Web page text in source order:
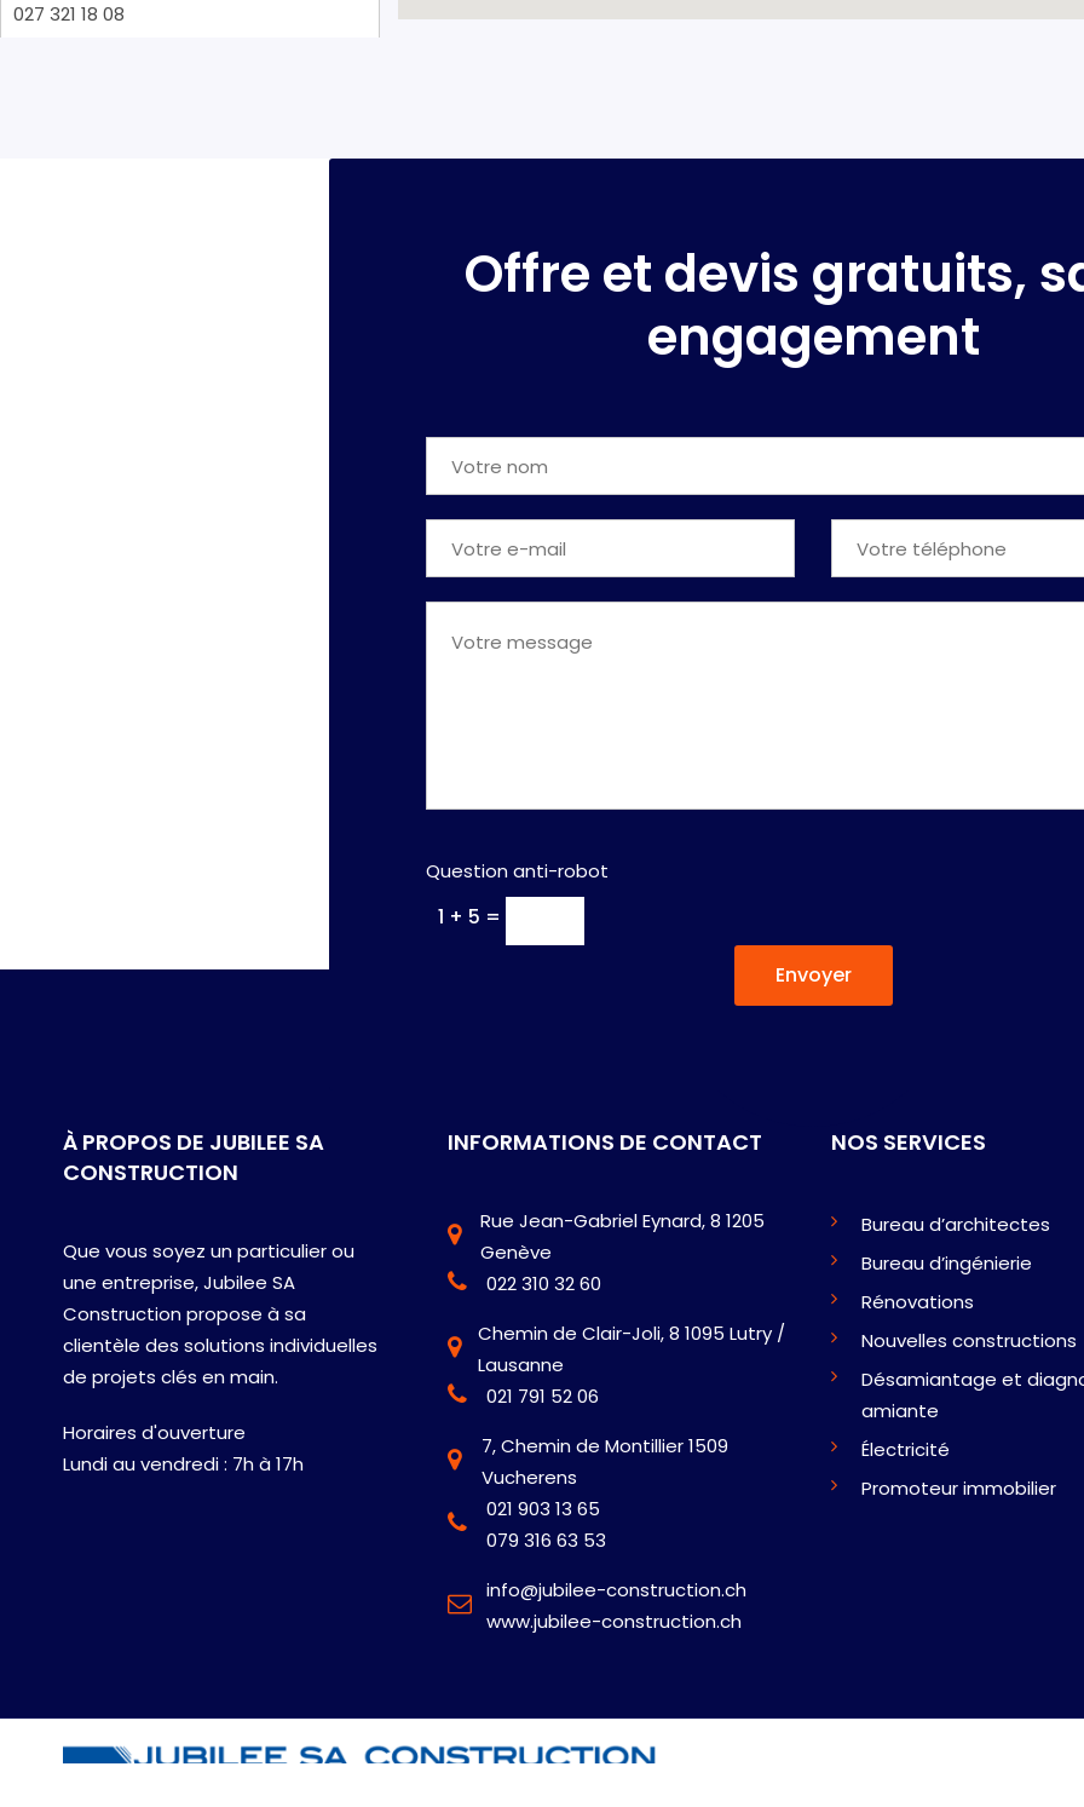
027 321 18 08
Offre et devis gratuits,
engagement
Question anti-robot
1 + 5 =
Envoyer
À PROPOS DE JUBILEE SA
CONSTRUCTION
Que vous soyez un particulier ou
une entreprise, Jubilee SA
Construction propose à sa
clientèle des solutions individuelles
de projets clés en main.
Horaires d'ouverture
Lundi au vendredi : 7h à 17h
INFORMATIONS DE CONTACT
Rue Jean-Gabriel Eynard, 8 1205
Genève
022 310 32 60
Chemin de Clair-Joli, 8 1095 Lutry /
Lausanne
021 791 52 06
7, Chemin de Montillier 1509
Vucherens
021 903 13 65
079 316 63 53
info@jubilee-construction.ch
www.jubilee-construction.ch
NOS SERVICES
Bureau d’architectes
Bureau d’ingénierie
Rénovations
Nouvelles constructions
Désamiantage et
amiante
Électricité
Promoteur immobilier